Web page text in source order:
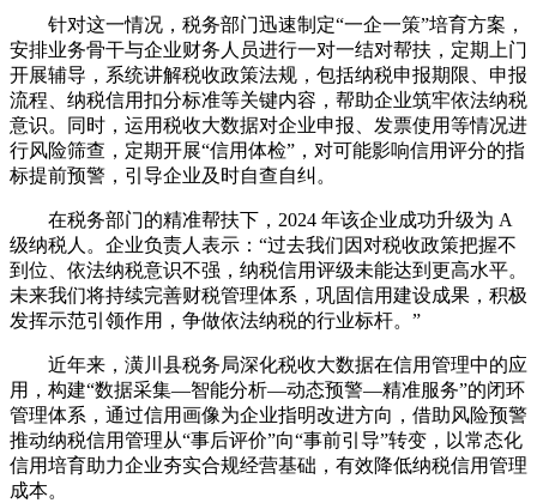
针对这一情况，税务部门迅速制定“一企一策”培育方案，
安排业务骨干与企业财务人员进行一对一结对帮扶，定期上门
开展辅导，系统讲解税收政策法规，包括纳税申报期限、申报
流程、纳税信用扣分标准等关键内容，帮助企业筑牢依法纳税
意识。同时，运用税收大数据对企业申报、发票使用等情况进
行风险筛查，定期开展“信用体检”，对可能影响信用评分的指
标提前预警，引导企业及时自查自纠。
在税务部门的精准帮扶下，2024 年该企业成功升级为 A
级纳税人。企业负责人表示：“过去我们因对税收政策把握不
到位、依法纳税意识不强，纳税信用评级未能达到更高水平。
未来我们将持续完善财税管理体系，巩固信用建设成果，积极
发挥示范引领作用，争做依法纳税的行业标杆。”
近年来，潢川县税务局深化税收大数据在信用管理中的应
用，构建“数据采集—智能分析—动态预警—精准服务”的闭环
管理体系，通过信用画像为企业指明改进方向，借助风险预警
推动纳税信用管理从“事后评价”向“事前引导”转变，以常态化
信用培育助力企业夯实合规经营基础，有效降低纳税信用管理
成本。